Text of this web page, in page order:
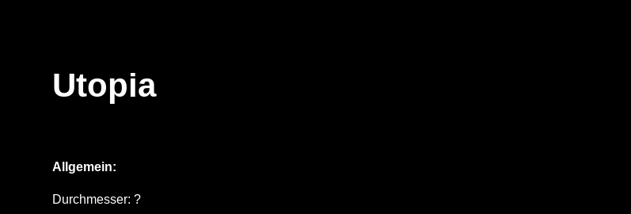
Utopia
Allgemein:
Durchmesser: ?